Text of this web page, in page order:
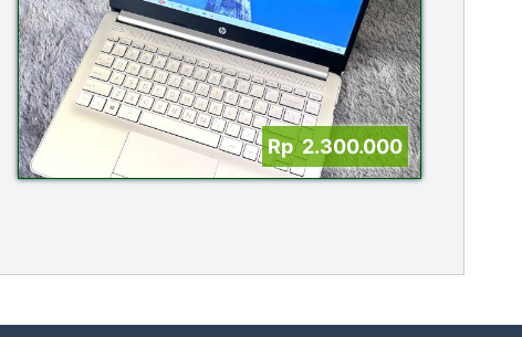
Rp 2.300.000